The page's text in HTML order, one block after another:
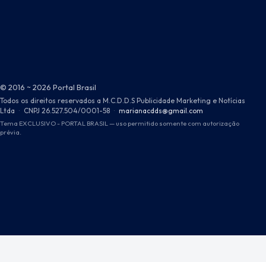
© 2016 ~ 2026 Portal Brasil
Todos os direitos reservados a M.C.D.D.S Publicidade Marketing e Notícias
Ltda · CNPJ 26.527.504/0001-58 · marianacdds@gmail.com
Tema EXCLUSIVO - PORTAL BRASIL — uso permitido somente com autorização
prévia.